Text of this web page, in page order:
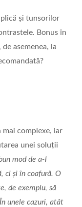
și tunsorilor
Bonus în
asemenea, la
mai complexe, iar
unei soluții
mod de a-l
ci și în coafură. O
de exemplu, să
unele cazuri, atât